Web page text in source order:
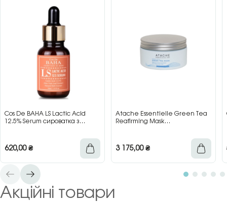
Cos De BAHA LS Lactic Acid
12.5% Serum сироватка з
620,00₴
Atache Essentielle Green Tea
Reafirming Mask
3 175,00₴
Акційні товари